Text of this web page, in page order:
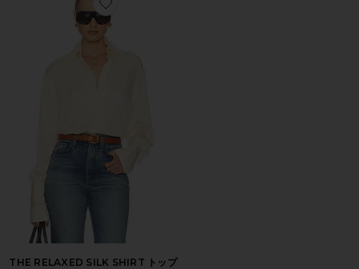
Favorite THE RELAXED SILK SHIRT トップ
THE RELAXED SILK SHIRT トップ